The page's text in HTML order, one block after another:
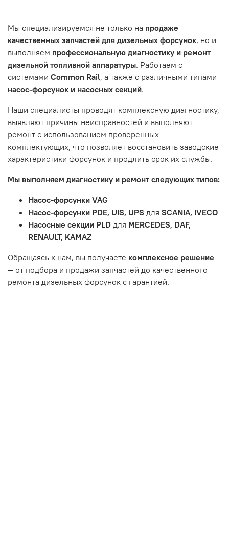
неисправности, вызванные нарушением правил
обслуживания или эксплуатации автомобиля. Если у вас
возникнут проблемы с отремонтированной системой,
мы обязательно разберемся в ситуации и предложим
решение. Однако если проблема вызвана одним из
перечисленных выше факторов, мы не сможем
Гарантия не распространяется на следующие случаи:
Истек гарантийный срок.
Товар является расходным материалом, который
тормозные колодки, диски сцепления, свечи зажигания
Неисправности вызваны ДТП, неправильной установкой
или чрезмерным износом.
Неисправность топливной системы или системы
впуска/выпуска.
Мы специализируемся не только на продаже
качественных запчастей для дизельных форсунок, но и
выполняем профессиональную диагностику и ремонт
дизельной топливной аппаратуры. Работаем с
системами Common Rail, а также с различными типами
насос-форсунок и насосных секций.
Наши специалисты проводят комплексную диагностику,
выявляют причины неисправностей и выполняют
ремонт с использованием проверенных
комплектующих, что позволяет восстановить заводские
характеристики форсунок и продлить срок их службы.
Мы выполняем диагностику и ремонт следующих типов:
Насос-форсунки VAG
Насос-форсунки PDE, UIS, UPS для SCANIA, IVECO
Насосные секции PLD для MERCEDES, DAF,
RENAULT, KAMAZ
Обращаясь к нам, вы получаете комплексное решение
— от подбора и продажи запчастей до качественного
ремонта дизельных форсунок с гарантией.